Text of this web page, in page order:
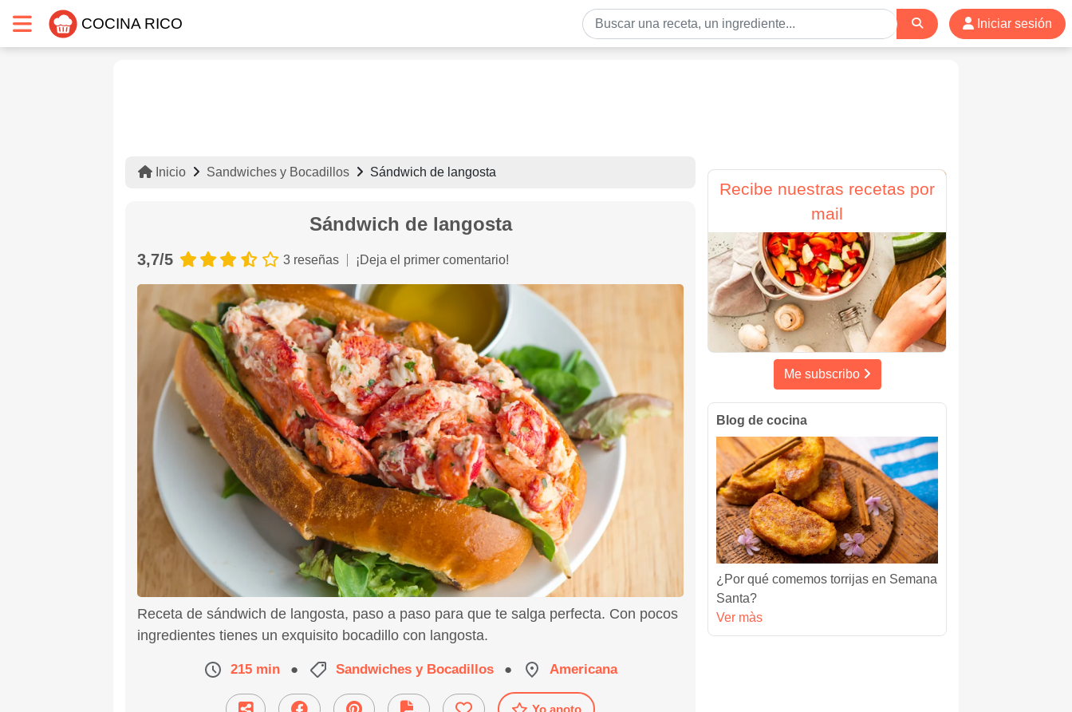
COCINA RICO Iniciar sesión
Inicio Sandwiches y Bocadillos Sándwich de langosta
Sándwich de langosta
3,7/5 3 reseñas ¡Deja el primer comentario!
Receta de sándwich de langosta, paso a paso para que te salga perfecta. Con pocos
ingredientes tienes un exquisito bocadillo con langosta.
215 min ● Sandwiches y Bocadillos ● Americana
Recibe nuestras recetas por
mail
Me subscribo
Blog de cocina
¿Por qué comemos torrijas en Semana
Santa?
Ver màs